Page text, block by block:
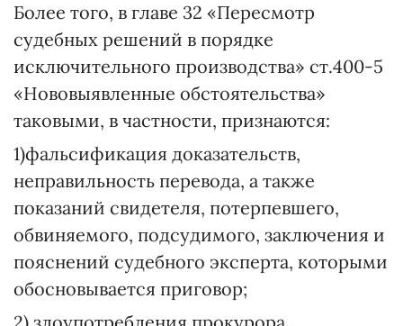
Более того, в главе 32 «Пересмотр
судебных решений в порядке
исключительного производства» ст.400-5
«Нововыявленные обстоятельства»
таковыми, в частности, признаются:
1)фальсификация доказательств,
неправильность перевода, а также
показаний свидетеля, потерпевшего,
обвиняемого, подсудимого, заключения и
пояснений судебного эксперта, которыми
обосновывается приговор;